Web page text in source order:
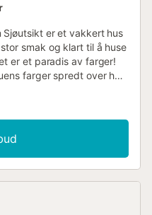
Sjøutsikt er et vakkert hus
smak og klart til å huse
er et paradis av farger!
farger spredt over hele
du ikke vil forlate dette
ytterdøren, finner du et
er en stor og vakker
gjestene våre velger å